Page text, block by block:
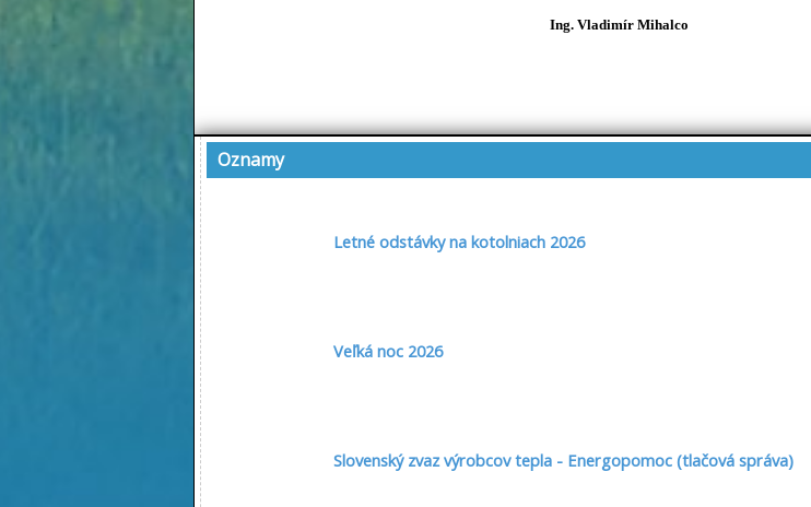
Ing. Vladimír Mihalco
Oznamy
Letné odstávky na kotolniach 2026
Veľká noc 2026
Slovenský zvaz výrobcov tepla - Energopomoc (tlačová správa)